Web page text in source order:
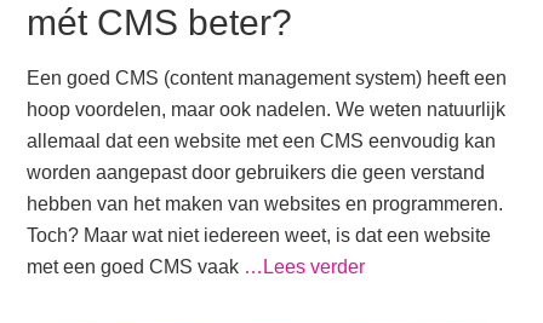
mét CMS beter?
Een goed CMS (content management system) heeft een
hoop voordelen, maar ook nadelen. We weten natuurlijk
allemaal dat een website met een CMS eenvoudig kan
worden aangepast door gebruikers die geen verstand
hebben van het maken van websites en programmeren.
Toch? Maar wat niet iedereen weet, is dat een website
met een goed CMS vaak …Lees verder